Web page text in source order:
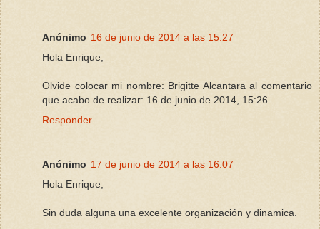
Anónimo 16 de junio de 2014 a las 15:27
Hola Enrique,
Olvide colocar mi nombre: Brigitte Alcantara al comentario
que acabo de realizar: 16 de junio de 2014, 15:26
Responder
Anónimo 17 de junio de 2014 a las 16:07
Hola Enrique;
Sin duda alguna una excelente organización y dinamica.